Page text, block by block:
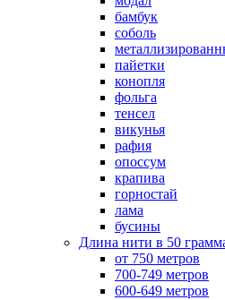
бамбук
соболь
пайетки
конопля
фольга
тенсел
викунья
рафия
опоссум
крапива
горностай
лама
бусины
Длина нити в 50
от 750 метров
700-749 метров
600-649 метров